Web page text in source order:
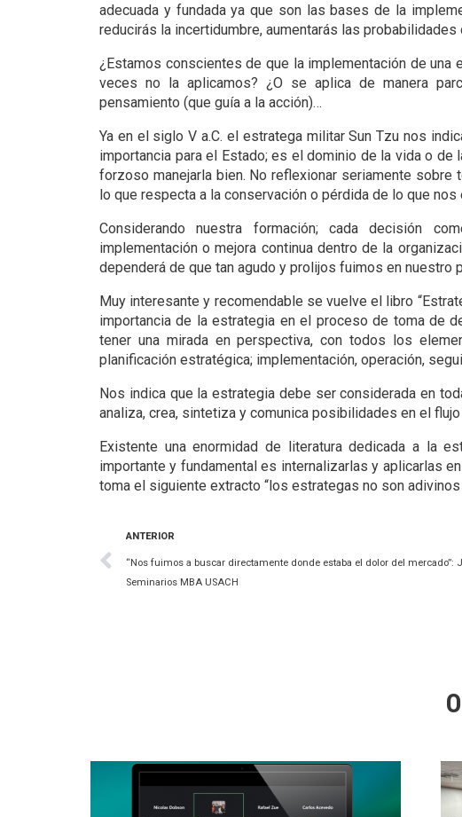
adecuada y fundada ya que son las bases de la
reducirás la incertidumbre, aumentarás las
¿Estamos conscientes de que la implementación de una
veces no la aplicamos? ¿O se aplica de manera
pensamiento (que guía a la acción)…
Ya en el siglo V a.C. el estratega militar Sun Tzu nos
importancia para el Estado; es el dominio de la vida o
forzoso manejarla bien. No reflexionar seriamente
lo que respecta a la conservación o pérdida de lo que
Considerando nuestra formación; cada decisión
implementación o mejora continua dentro de la
dependerá de que tan agudo y prolijos fuimos en
Muy interesante y recomendable se vuelve el libro
importancia de la estrategia en el proceso de toma de
tener una mirada en perspectiva, con todos los
planificación estratégica; implementación, operación,
Nos indica que la estrategia debe ser considerada en
analiza, crea, sintetiza y comunica posibilidades en el flujo
Existente una enormidad de literatura dedicada a la
importante y fundamental es internalizarlas y aplicarlas
toma el siguiente extracto “los estrategas no son
ANTERIOR
“Nos fuimos a buscar directamente donde estaba el dolor del mercado”:
Seminarios MBA USACH